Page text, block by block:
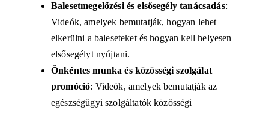
Balesetmegelőzési és elsősegély tanácsadás:
Videók, amelyek bemutatják, hogyan lehet
elkerülni a baleseteket és hogyan kell helyesen
elsősegélyt nyújtani.
Önkéntes munka és közösségi szolgálat
promóció: Videók, amelyek bemutatják az
egészségügyi szolgáltatók közösségi